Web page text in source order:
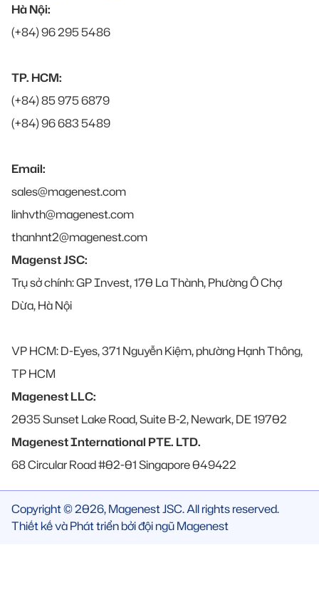
Hà Nội:
(+84) 96 295 5486
TP. HCM:
(+84) 85 975 6879
(+84) 96 683 5489
Email:
sales@magenest.com
linhvth@magenest.com
thanhnt2@magenest.com
Magenst JSC:
Trụ sở chính: GP Invest, 170 La Thành, Phường Ô Chợ
Dừa, Hà Nội
VP HCM: D-Eyes, 371 Nguyễn Kiệm, phường Hạnh Thông,
TP HCM
Magenest LLC:
2035 Sunset Lake Road, Suite B-2, Newark, DE 19702
Magenest International PTE. LTD.
68 Circular Road #02-01 Singapore 049422
Copyright © 2026, Magenest JSC. All rights reserved.
Thiết kế và Phát triển bởi đội ngũ Magenest